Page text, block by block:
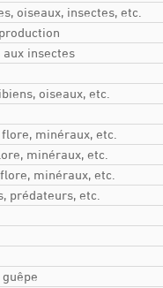
oiseaux, insectes, etc.
insectes
oiseaux, etc.
minéraux, etc.
minéraux, etc.
minéraux, etc.
prédateurs, etc.